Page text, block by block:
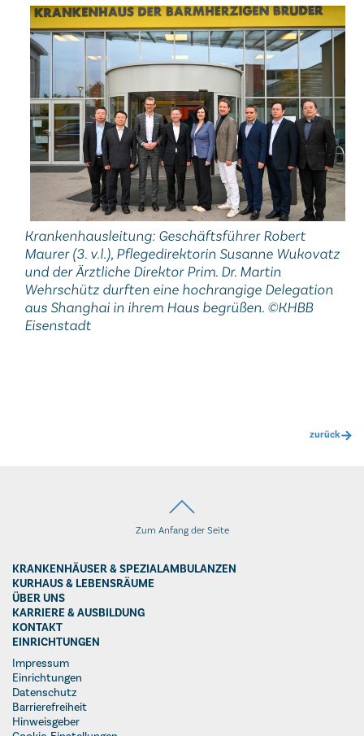
Krankenhausleitung: Geschäftsführer Robert
Maurer (3. v.l.), Pflegedirektorin Susanne Wukovatz
und der Ärztliche Direktor Prim. Dr. Martin
Wehrschütz durften eine hochrangige Delegation
aus Shanghai in ihrem Haus begrüßen. ©KHBB
Eisenstadt
zurück
Zum Anfang der Seite
KRANKENHÄUSER & SPEZIALAMBULANZEN
KURHAUS & LEBENSRÄUME
ÜBER UNS
KARRIERE & AUSBILDUNG
KONTAKT
EINRICHTUNGEN
Impressum
Einrichtungen
Datenschutz
Barrierefreiheit
Hinweisgeber